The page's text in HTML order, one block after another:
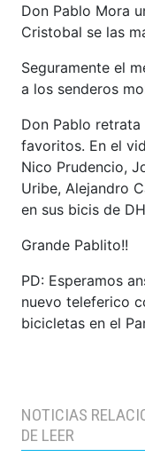
Don Pablo Mora
Cristobal se las
Seguramente el
a los senderos
Don Pablo
favoritos. En el
Nico Prudencio,
Uribe, Alejandro
en sus bicis de
Grande Pablito!!
PD: Esperamos
nuevo teleferico
bicicletas en el
NOTICIAS
DE LEER